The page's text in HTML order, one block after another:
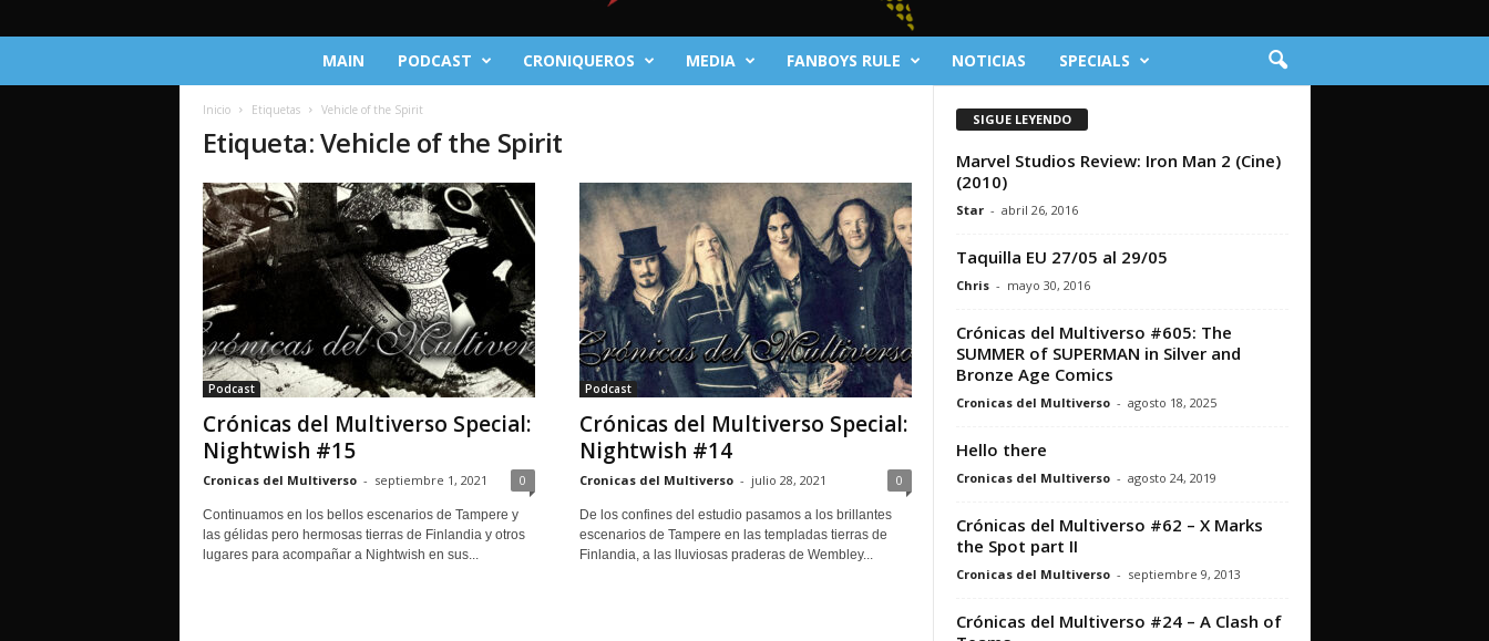
MAIN PODCAST CRONIQUEROS MEDIA FANBOYS RULE NOTICIAS SPECIALS
Inicio Etiquetas Vehicle of the Spirit
Etiqueta: Vehicle of the Spirit
Podcast
Crónicas del Multiverso Special:
Nightwish #15
Cronicas del Multiverso - septiembre 1, 2021 0
Continuamos en los bellos escenarios de Tampere y
las gélidas pero hermosas tierras de Finlandia y otros
lugares para acompañar a Nightwish en sus...
Podcast
Crónicas del Multiverso Special:
Nightwish #14
Cronicas del Multiverso - julio 28, 2021 0
De los confines del estudio pasamos a los brillantes
escenarios de Tampere en las templadas tierras de
Finlandia, a las lluviosas praderas de Wembley...
SIGUE LEYENDO
Marvel Studios Review: Iron Man 2 (Cine)
(2010)
Star - abril 26, 2016
Taquilla EU 27/05 al 29/05
Chris - mayo 30, 2016
Crónicas del Multiverso #605: The
SUMMER of SUPERMAN in Silver and
Bronze Age Comics
Cronicas del Multiverso - agosto 18, 2025
Hello there
Cronicas del Multiverso - agosto 24, 2019
Crónicas del Multiverso #62 – X Marks
the Spot part II
Cronicas del Multiverso - septiembre 9, 2013
Crónicas del Multiverso #24 – A Clash of